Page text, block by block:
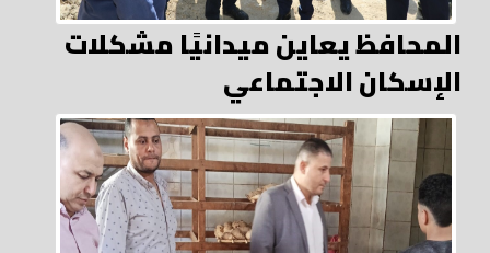
المحافظ يعاين ميدانيًا مشكلات
الإسكان الاجتماعي